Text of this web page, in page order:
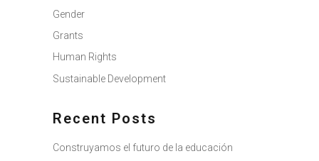
Gender
Grants
Human Rights
Sustainable Development
Recent Posts
Construyamos el futuro de la educación